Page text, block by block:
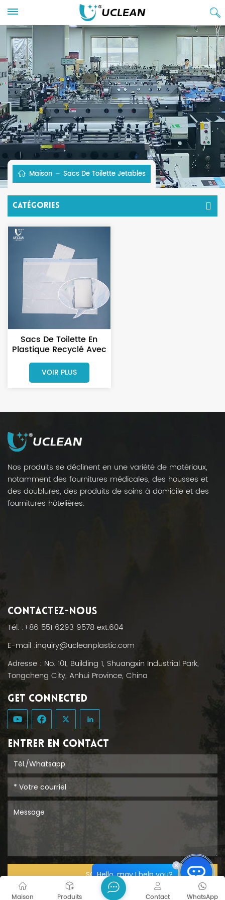
Maison Sacs De Toilette Jetables
Catégories
Sacs De Toilette En
Plastique Recyclé Avec
Coussinets Absorbants
VOIR PLUS
Nos produits se déclinent en une variété de matériaux,
notamment des fournitures médicales, des housses et
des doublures, des produits de soins à domicile et des
fournitures hôtelières.
CONTACTEZ-NOUS
Tél. :+86 551 6293 9578 ext.604
E-mail :inquiry@ucleanplastic.com
Adresse : No. 101, Building 1, Shuangxin Industrial Park,
Tongcheng City, Anhui Province, China
GET CONNECTED
ENTRER EN CONTACT
SOUMETTRE
Maison Produits WhatsApp
Contact
Hello, may I help you?